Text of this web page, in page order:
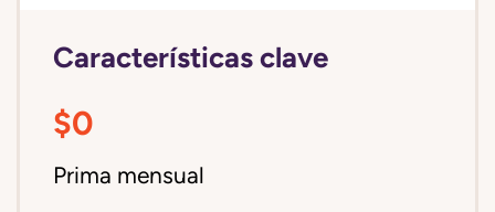
Características clave
$0
Prima mensual